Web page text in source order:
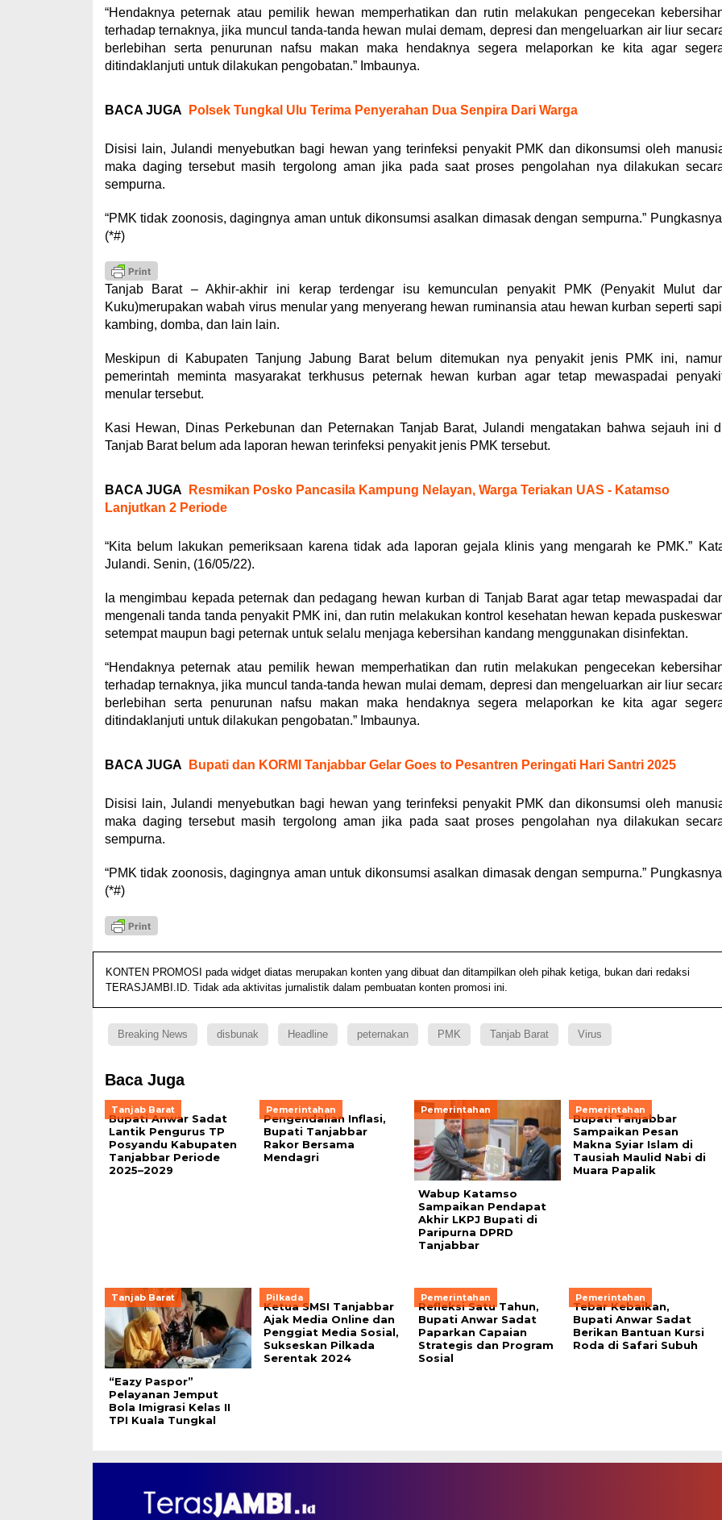
“Hendaknya peternak atau pemilik hewan memperhatikan dan rutin melakukan pengecekan
terhadap ternaknya, jika muncul tanda-tanda hewan mulai demam, depresi dan mengeluarkan air liur
berlebihan serta penurunan nafsu makan maka hendaknya segera melaporkan ke kita agar
ditindaklanjuti untuk dilakukan pengobatan.” Imbaunya.
BACA JUGA Polsek Tungkal Ulu Terima Penyerahan Dua Senpira Dari Warga
Disisi lain, Julandi menyebutkan bagi hewan yang terinfeksi penyakit PMK dan dikonsumsi oleh
maka daging tersebut masih tergolong aman jika pada saat proses pengolahan nya dilakukan
sempurna.
“PMK tidak zoonosis, dagingnya aman untuk dikonsumsi asalkan dimasak dengan sempurna.”
(*#)
Tanjab Barat – Akhir-akhir ini kerap terdengar isu kemunculan penyakit PMK (Penyakit Mulut
Kuku)merupakan wabah virus menular yang menyerang hewan ruminansia atau hewan kurban seperti
kambing, domba, dan lain lain.
Meskipun di Kabupaten Tanjung Jabung Barat belum ditemukan nya penyakit jenis PMK ini,
pemerintah meminta masyarakat terkhusus peternak hewan kurban agar tetap mewaspadai
menular tersebut.
Kasi Hewan, Dinas Perkebunan dan Peternakan Tanjab Barat, Julandi mengatakan bahwa sejauh ini
Tanjab Barat belum ada laporan hewan terinfeksi penyakit jenis PMK tersebut.
BACA JUGA
Resmikan Posko Pancasila Kampung Nelayan, Warga Teriakan UAS - Katamso
Lanjutkan 2 Periode
“Kita belum lakukan pemeriksaan karena tidak ada laporan gejala klinis yang mengarah ke PMK.”
Julandi. Senin, (16/05/22).
Ia mengimbau kepada peternak dan pedagang hewan kurban di Tanjab Barat agar tetap mewaspadai
mengenali tanda tanda penyakit PMK ini, dan rutin melakukan kontrol kesehatan hewan kepada
setempat maupun bagi peternak untuk selalu menjaga kebersihan kandang menggunakan disinfektan.
“Hendaknya peternak atau pemilik hewan memperhatikan dan rutin melakukan pengecekan
terhadap ternaknya, jika muncul tanda-tanda hewan mulai demam, depresi dan mengeluarkan air liur
berlebihan serta penurunan nafsu makan maka hendaknya segera melaporkan ke kita agar
ditindaklanjuti untuk dilakukan pengobatan.” Imbaunya.
BACA JUGA Bupati dan KORMI Tanjabbar Gelar Goes to Pesantren Peringati Hari Santri 2025
Disisi lain, Julandi menyebutkan bagi hewan yang terinfeksi penyakit PMK dan dikonsumsi oleh
maka daging tersebut masih tergolong aman jika pada saat proses pengolahan nya dilakukan
sempurna.
“PMK tidak zoonosis, dagingnya aman untuk dikonsumsi asalkan dimasak dengan sempurna.”
(*#)
KONTEN PROMOSI pada widget diatas merupakan konten yang dibuat dan ditampilkan oleh pihak ketiga, bukan dari redaksi
TERASJAMBI.ID. Tidak ada aktivitas jurnalistik dalam pembuatan konten promosi ini.
Breaking News disbunak Headline peternakan PMK Tanjab Barat Virus
Baca Juga
Tanjab Barat
Bupati Anwar Sadat
Lantik Pengurus TP
Posyandu Kabupaten
Tanjabbar Periode
2025–2029
Pemerintahan
Pengendalian Inflasi,
Bupati Tanjabbar
Rakor Bersama
Mendagri
Pemerintahan
Wabup Katamso
Sampaikan Pendapat
Akhir LKPJ Bupati di
Paripurna DPRD
Tanjabbar
Pemerintahan
Bupati Tanjabbar
Sampaikan Pesan
Makna Syiar Islam di
Tausiah Maulid Nabi di
Muara Papalik
Tanjab Barat
“Eazy Paspor”
Pelayanan Jemput
Bola Imigrasi Kelas II
TPI Kuala Tungkal
Pilkada
Ketua SMSI Tanjabbar
Ajak Media Online dan
Penggiat Media Sosial,
Sukseskan Pilkada
Serentak 2024
Pemerintahan
Refleksi Satu Tahun,
Bupati Anwar Sadat
Paparkan Capaian
Strategis dan Program
Sosial
Pemerintahan
Tebar Kebaikan,
Bupati Anwar Sadat
Berikan Bantuan Kursi
Roda di Safari Subuh